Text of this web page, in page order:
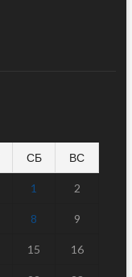
СБ ВС
1 2
8 9
15 16